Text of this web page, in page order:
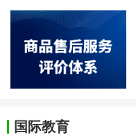
国际教育